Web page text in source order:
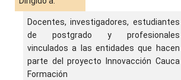
Docentes, investigadores, estudiantes
de postgrado y profesionales
vinculados a las entidades que hacen
parte del proyecto Innovacción Cauca
Formación